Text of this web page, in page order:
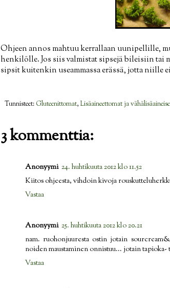
Ohjeen annos mahtuu kerrallaan uunipellille,
henkilölle. Jos siis valmistat sipsejä bileisiin tai
sipsit kuitenkin useammassa erässä, jotta niille
Tunnisteet: Gluteenittomat, Lisäaineettomat ja
3 kommenttia:
Anonyymi 24. huhtikuuta 2012 klo 11.52
Kiitos ohjeesta, vihdoin kivoja
Vastaa
Anonyymi 25. huhtikuuta 2012 klo 20.21
nam. ruohonjuuresta ostin jotain
noiden maustaminen onnistuu... jotain tapioka-
Vastaa